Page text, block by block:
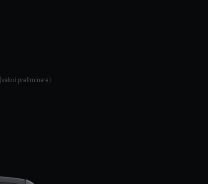
preliminare)